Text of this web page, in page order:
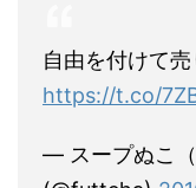
自由を付けて
https://t.co/
— スープぬこ（